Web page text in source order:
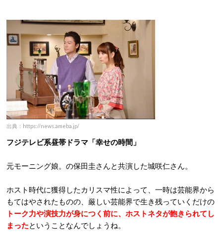
出典：https://news.ameba.jp/
フジテレビ系昼帯ドラマ「幸せの時間」
元モーニング娘。の保田圭さんと共演した城咲仁さん。
ホスト時代に獲得したカリスマ性によって、一時は芸能界から
もてはやされたものの、厳しい芸能界で生き残っていくだけの
トーク力や演技力が身につく前に、ホストネタが飽きられてし
まったということなんでしょうね。